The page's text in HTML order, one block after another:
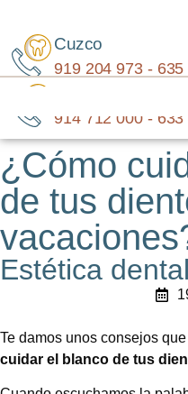
Cuzco
919 204 973 -
914 712 000 -
¿Cómo
de tus
Estética dental
Te damos unos consejos
cuidar el blanco de tus